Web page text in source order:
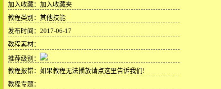
加入收藏： 加入收藏夹
教程类别：其他技能
发布时间：2017-06-17
教程素材：
推荐级别：
教程报错： 如果教程无法播放请点这里告诉我们!
教程专题：